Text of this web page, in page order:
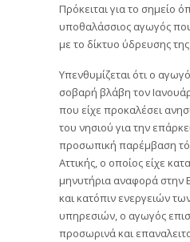
Πρόκειται για το σημείο
υποθαλάσσιος αγωγός
με το δίκτυο ύδρευσης
Υπενθυμίζεται ότι ο
σοβαρή βλάβη τον
που είχε προκαλέσει
του νησιού για την
προσωπική παρέμβαση
Αττικής, ο οποίος είχε
μηνυτήρια αναφορά στην
και κατόπιν ενεργειών
υπηρεσιών, ο αγωγός
προσωρινά και